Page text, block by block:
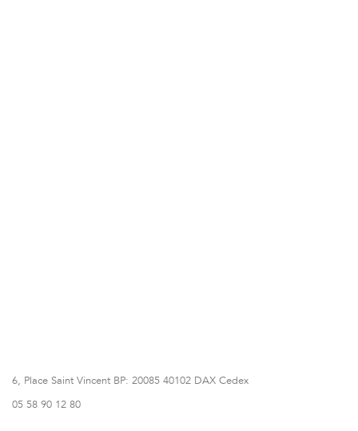
6, Place Saint Vincent BP: 20085 40102 DAX Cedex
05 58 90 12 80